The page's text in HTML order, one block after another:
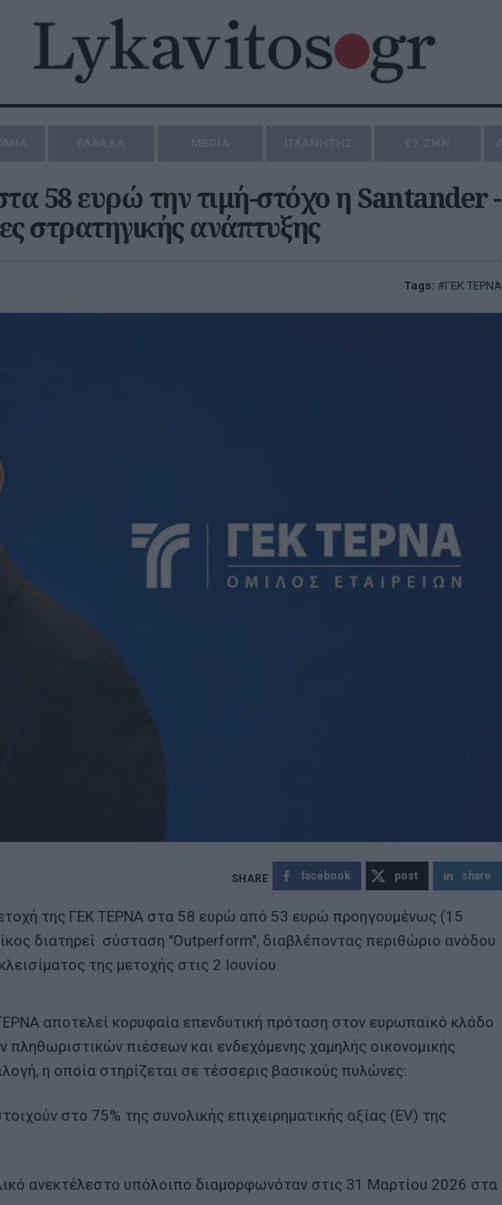
58 ευρώ την τιμή-στόχο η Santander -
στρατηγικής ανάπτυξης
Tags: ΓΕΚ ΤΕΡΝΑ
facebook post share
της ΓΕΚ ΤΕΡΝΑ στα 58 ευρώ από 53 ευρώ προηγουμένως (15
διατηρεί σύσταση "Outperform", διαβλέποντας περιθώριο ανόδου
της μετοχής στις 2 Ιουνίου.
αποτελεί κορυφαία επενδυτική πρόταση στον ευρωπαϊκό κλάδο
πιέσεων και ενδεχόμενης χαμηλής οικονομικής
η οποία στηρίζεται σε τέσσερις βασικούς πυλώνες:
στο 75% της συνολικής επιχειρηματικής αξίας (EV) της
ανεκτέλεστο υπόλοιπο διαμορφωνόταν στις 31 Μαρτίου 2026 στα